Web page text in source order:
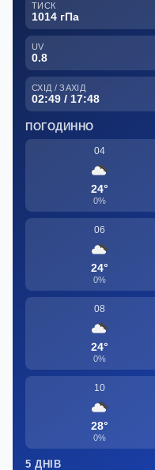
ТИСК
1014 гПа
UV
0.8
СХІД / ЗАХІД
02:49 / 17:48
ПОГОДИННО
04
24°
0%
06
24°
0%
08
24°
0%
10
28°
0%
5 ДНІВ